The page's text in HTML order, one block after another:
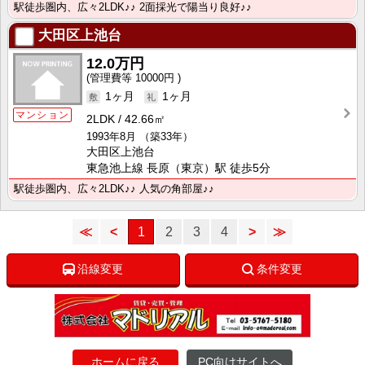
駅徒歩圏内、広々2LDK♪♪ 2面採光で陽当り良好♪♪
大田区上池台
マンション
12.0万円
10000円
1ヶ月
1ヶ月
2LDK
42.66㎡
1993年8月
（築33年）
大田区上池台
東急池上線 長原（東京）駅 徒歩5分
駅徒歩圏内、広々2LDK♪♪ 人気の角部屋♪♪
≪ < 1 2 3 4 > ≫
沿線変更 条件変更
ホームに戻る PC向けサイトへ